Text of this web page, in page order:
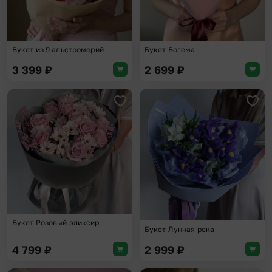
Букет из 9 альстромерий
3 399 ₽
Букет Богема
2 699 ₽
Добавить в избранное
Букет Розовый эликсир
4 799 ₽
Букет Лунная река
2 999 ₽